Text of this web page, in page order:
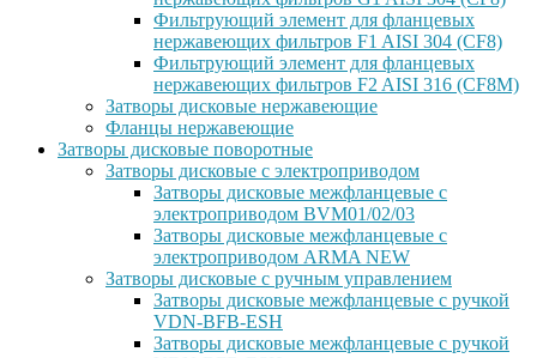
Фильтрующий элемент для фланцевых
нержавеющих фильтров F1 AISI 304 (CF8)
Фильтрующий элемент для фланцевых
нержавеющих фильтров F2 AISI 316 (CF8M)
Затворы дисковые нержавеющие
Фланцы нержавеющие
Затворы дисковые поворотные
Затворы дисковые с электроприводом
Затворы дисковые межфланцевые с
электроприводом BVM01/02/03
Затворы дисковые межфланцевые с
электроприводом ARMA NEW
Затворы дисковые с ручным управлением
Затворы дисковые межфланцевые с ручкой
VDN-BFB-ESH
Затворы дисковые межфланцевые с ручкой